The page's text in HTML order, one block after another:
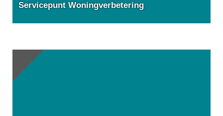
Servicepunt Woningverbetering